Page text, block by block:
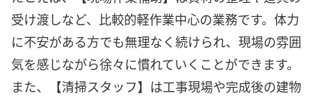
受け渡しなど、比較的軽作業中心の業務です。体力
に不安がある方でも無理なく続けられ、現場の雰囲
気を感じながら徐々に慣れていくことができます。
また、【清掃スタッフ】は工事現場や完成後の建物